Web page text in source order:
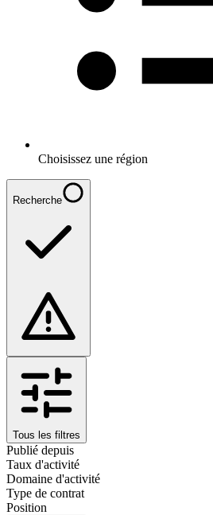
Choisissez une région
Recherche
Tous les filtres
Publié depuis
Taux d'activité
Domaine d'activité
Type de contrat
Position